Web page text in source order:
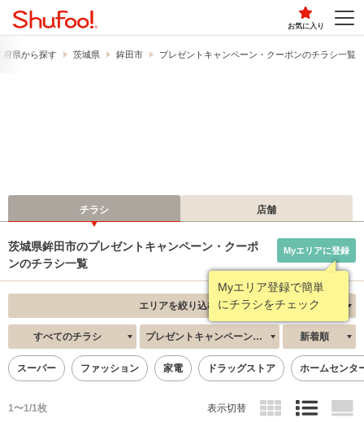
お気に入り
府県から探す 茨城県 鉾田市 プレゼントキャンペーン・クーポンのチラシ一覧
チラシ 店舗
茨城県鉾田市のプレゼントキャンペーン・クーポ
ンのチラシ一覧
Myエリア登録で簡単
にチラシをチェック
Myエリアに登録
エリアを絞り込む
すべてのチラシ プレゼントキャンペーン・クーポン 新着順
スーパー ファッション 家電 ドラッグストア ホームセンタ
1〜1/1枚 表示切替